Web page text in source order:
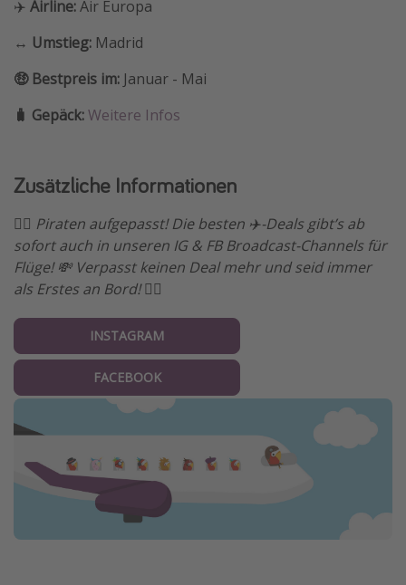
✈️ Airline:Air Europa
↔️ Umstieg: Madrid
🤑 Bestpreis im: Januar - Mai
🧳 Gepäck:Weitere Infos
Zusätzliche Informationen
🏴‍☠️ Piraten aufgepasst! Die besten ✈️-Deals gibt’s ab
sofort auch in unseren IG & FB Broadcast-Channels für
Flüge! 💸 Verpasst keinen Deal mehr und seid immer
als Erstes an Bord! 🏴‍☠️
INSTAGRAM
FACEBOOK